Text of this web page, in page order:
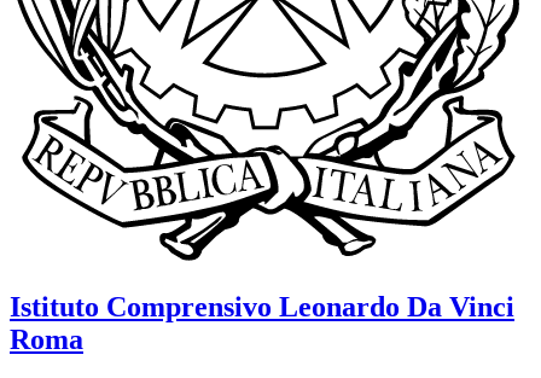
Istituto Comprensivo Leonardo Da Vinci
Roma